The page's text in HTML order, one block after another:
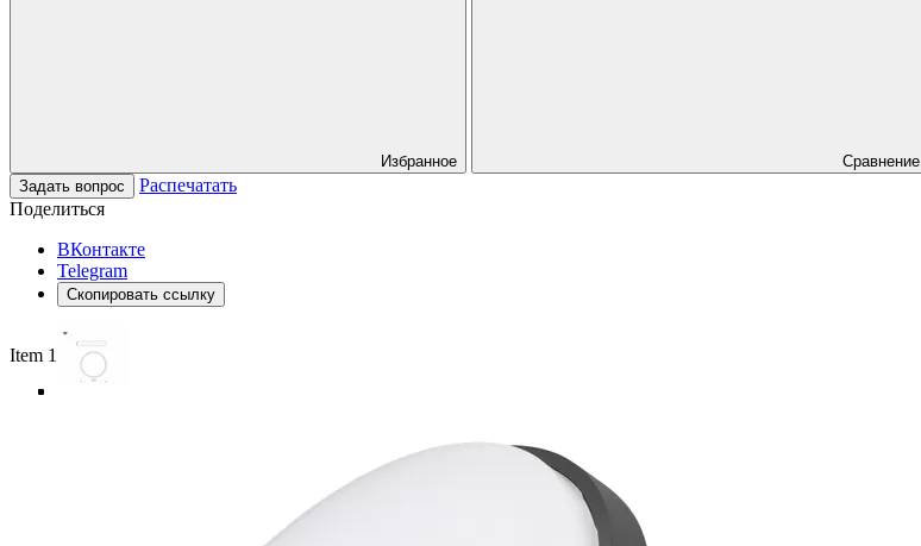
Избранное Сравнение
Задать вопрос
Распечатать
Поделиться
ВКонтакте
Telegram
Скопировать ссылку
Item 1 of 5